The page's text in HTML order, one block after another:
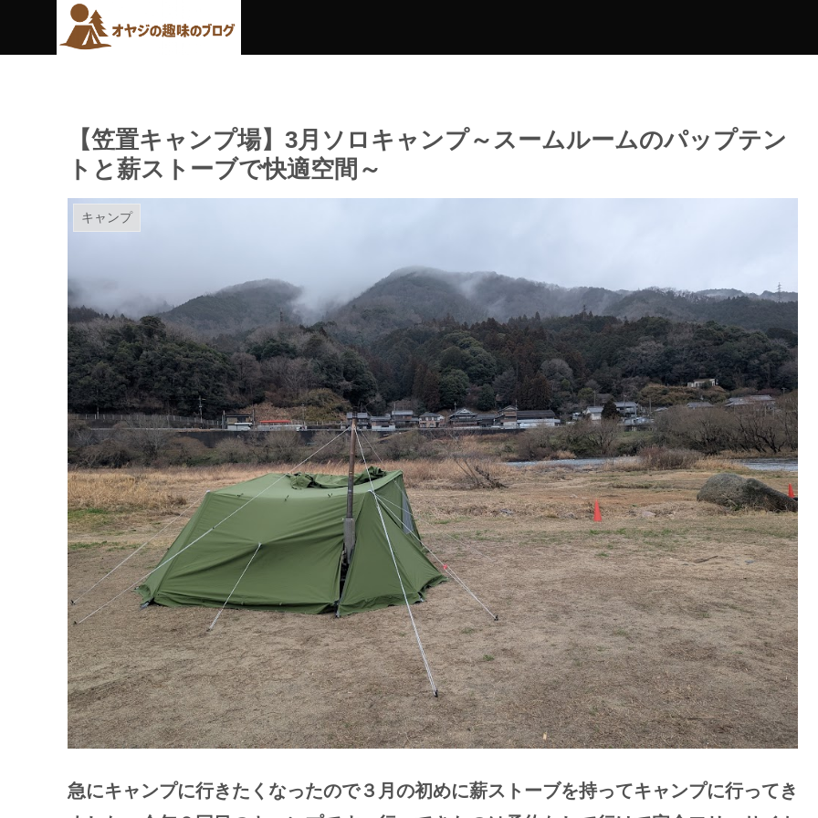
【笠置キャンプ場】3月ソロキャンプ～スームルームのパップテン
トと薪ストーブで快適空間～
キャンプ
急にキャンプに行きたくなったので３月の初めに薪ストーブを持ってキャンプに行ってき